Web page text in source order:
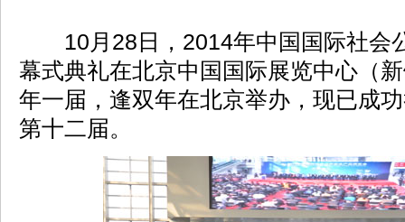
10月28日，2014年中国国际社会
幕式典礼在北京中国国际展览中心（
年一届，逢双年在北京举办，现已成
第十二届。